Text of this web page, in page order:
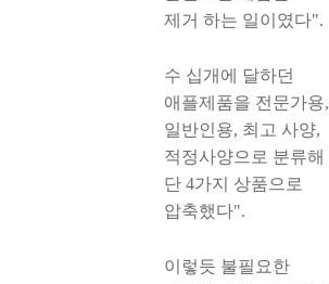
제거 하는 일이였다".
수 십개에 달하던
애플제품을 전문가용,
일반인용, 최고 사양,
적정사양으로 분류해
단 4가지 상품으로
압축했다".
이렇듯 불필요한